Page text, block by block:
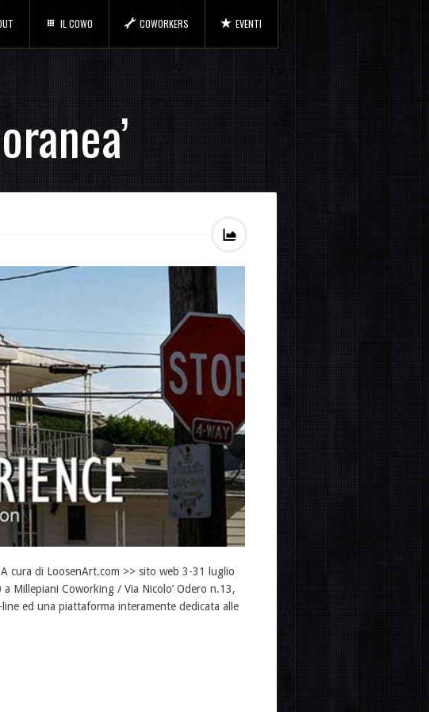
IL COWO COWORKERS EVENTI
cura di LoosenArt.com >> sito web 3-31 luglio
Millepiani Coworking / Via Nicolo’ Odero n.13,
ed una piattaforma interamente dedicata alle